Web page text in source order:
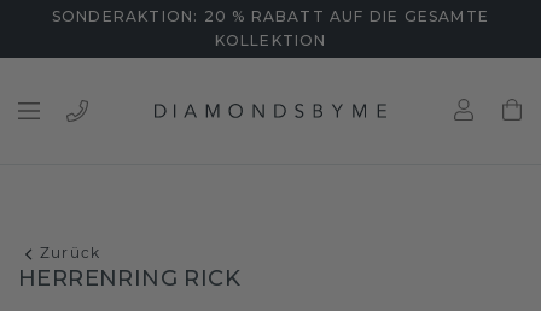
SONDERAKTION: 20 % RABATT AUF DIE GESAMTE
KOLLEKTION
Zurück
HERRENRING RICK